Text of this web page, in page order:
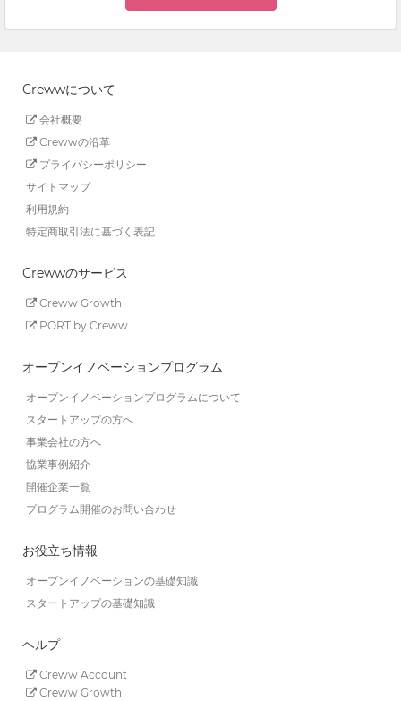
Crewwについて
会社概要
Crewwの沿革
プライバシーポリシー
サイトマップ
利用規約
特定商取引法に基づく表記
Crewwのサービス
Creww Growth
PORT by Creww
オープンイノベーションプログラム
オープンイノベーションプログラムについて
スタートアップの方へ
事業会社の方へ
協業事例紹介
開催企業一覧
プログラム開催のお問い合わせ
お役立ち情報
オープンイノベーションの基礎知識
スタートアップの基礎知識
ヘルプ
Creww Account
Creww Growth